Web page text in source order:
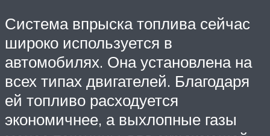
Система впрыска топлива сейчас
широко используется в
автомобилях. Она установлена на
всех типах двигателей. Благодаря
ей топливо расходуется
экономичнее, а выхлопные газы